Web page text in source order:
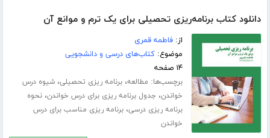
دانلود کتاب برنامه‌ریزی تحصیلی برای یک ترم و موانع آن
از:فاطمه قمری
موضوع:کتاب‌های درسی و دانشجویی
۱۴ صفحه
برچسب‌ها: مطالعه،برنامه ریزی تحصیلی،شیوه درس
خواندن، جدول برنامه ریزی برای درس خواندن،نحوه
برنامه ریزی درسی،برنامه ریزی مناسب برای درس
خواندن